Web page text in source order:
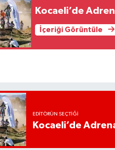
Kocaeli’de
İçeriği Görüntüle
EDITÖRÜN SEÇTIĞI
Kocaeli’de